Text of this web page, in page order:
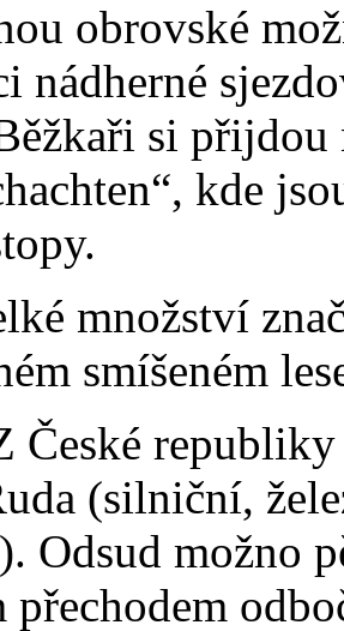
obrovské
nádherné
si přijdou
kde
množství
smíšeném
České
(silniční,
Odsud možno